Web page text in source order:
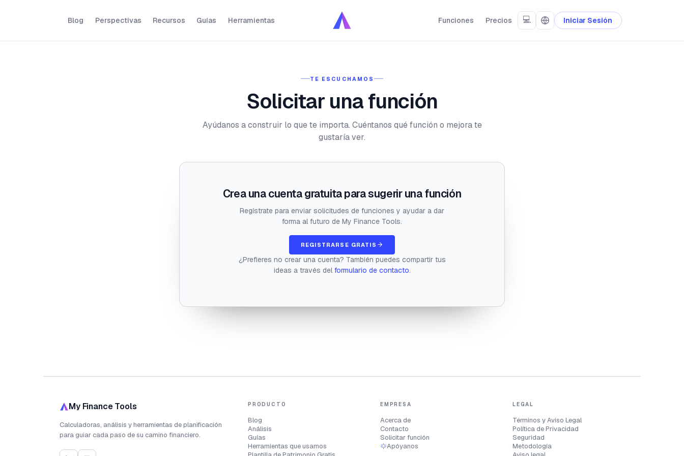
Blog Perspectivas Recursos Guías Herramientas Funciones Precios 💻 Iniciar Sesión
TE ESCUCHAMOS
Solicitar una función
Ayúdanos a construir lo que te importa. Cuéntanos qué función o mejora te
gustaría ver.
Crea una cuenta gratuita para sugerir una función
Regístrate para enviar solicitudes de funciones y ayudar a dar
forma al futuro de My Finance Tools.
REGISTRARSE GRATIS
¿Prefieres no crear una cuenta? También puedes compartir tus
ideas a través del formulario de contacto.
My Finance Tools
Calculadoras, análisis y herramientas de planificación
para guiar cada paso de su camino financiero.
PRODUCTO
Blog
Análisis
Guías
Herramientas que usamos
EMPRESA
Acerca de
Contacto
Solicitar función
Apóyanos
LEGAL
Términos y Aviso Legal
Política de Privacidad
Seguridad
Metodología